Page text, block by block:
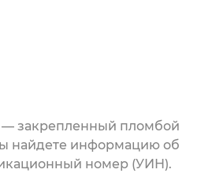
— закрепленный пломбой
найдете информацию об
номер (УИН).